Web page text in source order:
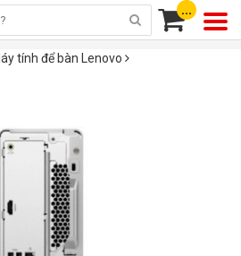
...
tính để bàn Lenovo